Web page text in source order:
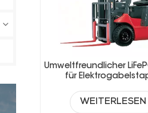
Umweltfreundlicher
für
WEITERLESEN